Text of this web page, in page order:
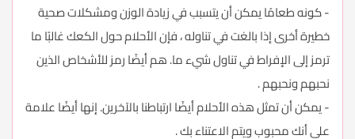
- كونه طعامًا يمكن أن يتسبب في زيادة الوزن ومشكلات صحية
خطيرة أخرى إذا بالغت في تناوله ، فإن الأحلام حول الكعك غالبًا ما
ترمز إلى الإفراط في تناول شيء ما. هم أيضًا رمز للأشخاص الذين
نحبهم ونحبهم .
- يمكن أن تمثل هذه الأحلام أيضًا ارتباطنا بالآخرين. إنها أيضًا علامة
على أنك محبوب ويتم الاعتناء بك .